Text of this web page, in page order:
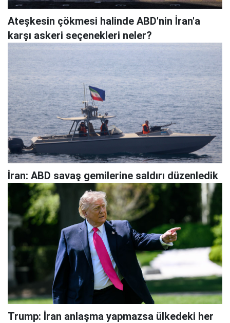
Ateşkesin çökmesi halinde ABD'nin İran'a
karşı askeri seçenekleri neler?
İran: ABD savaş gemilerine saldırı düzenledik
Trump: İran anlaşma yapmazsa ülkedeki her